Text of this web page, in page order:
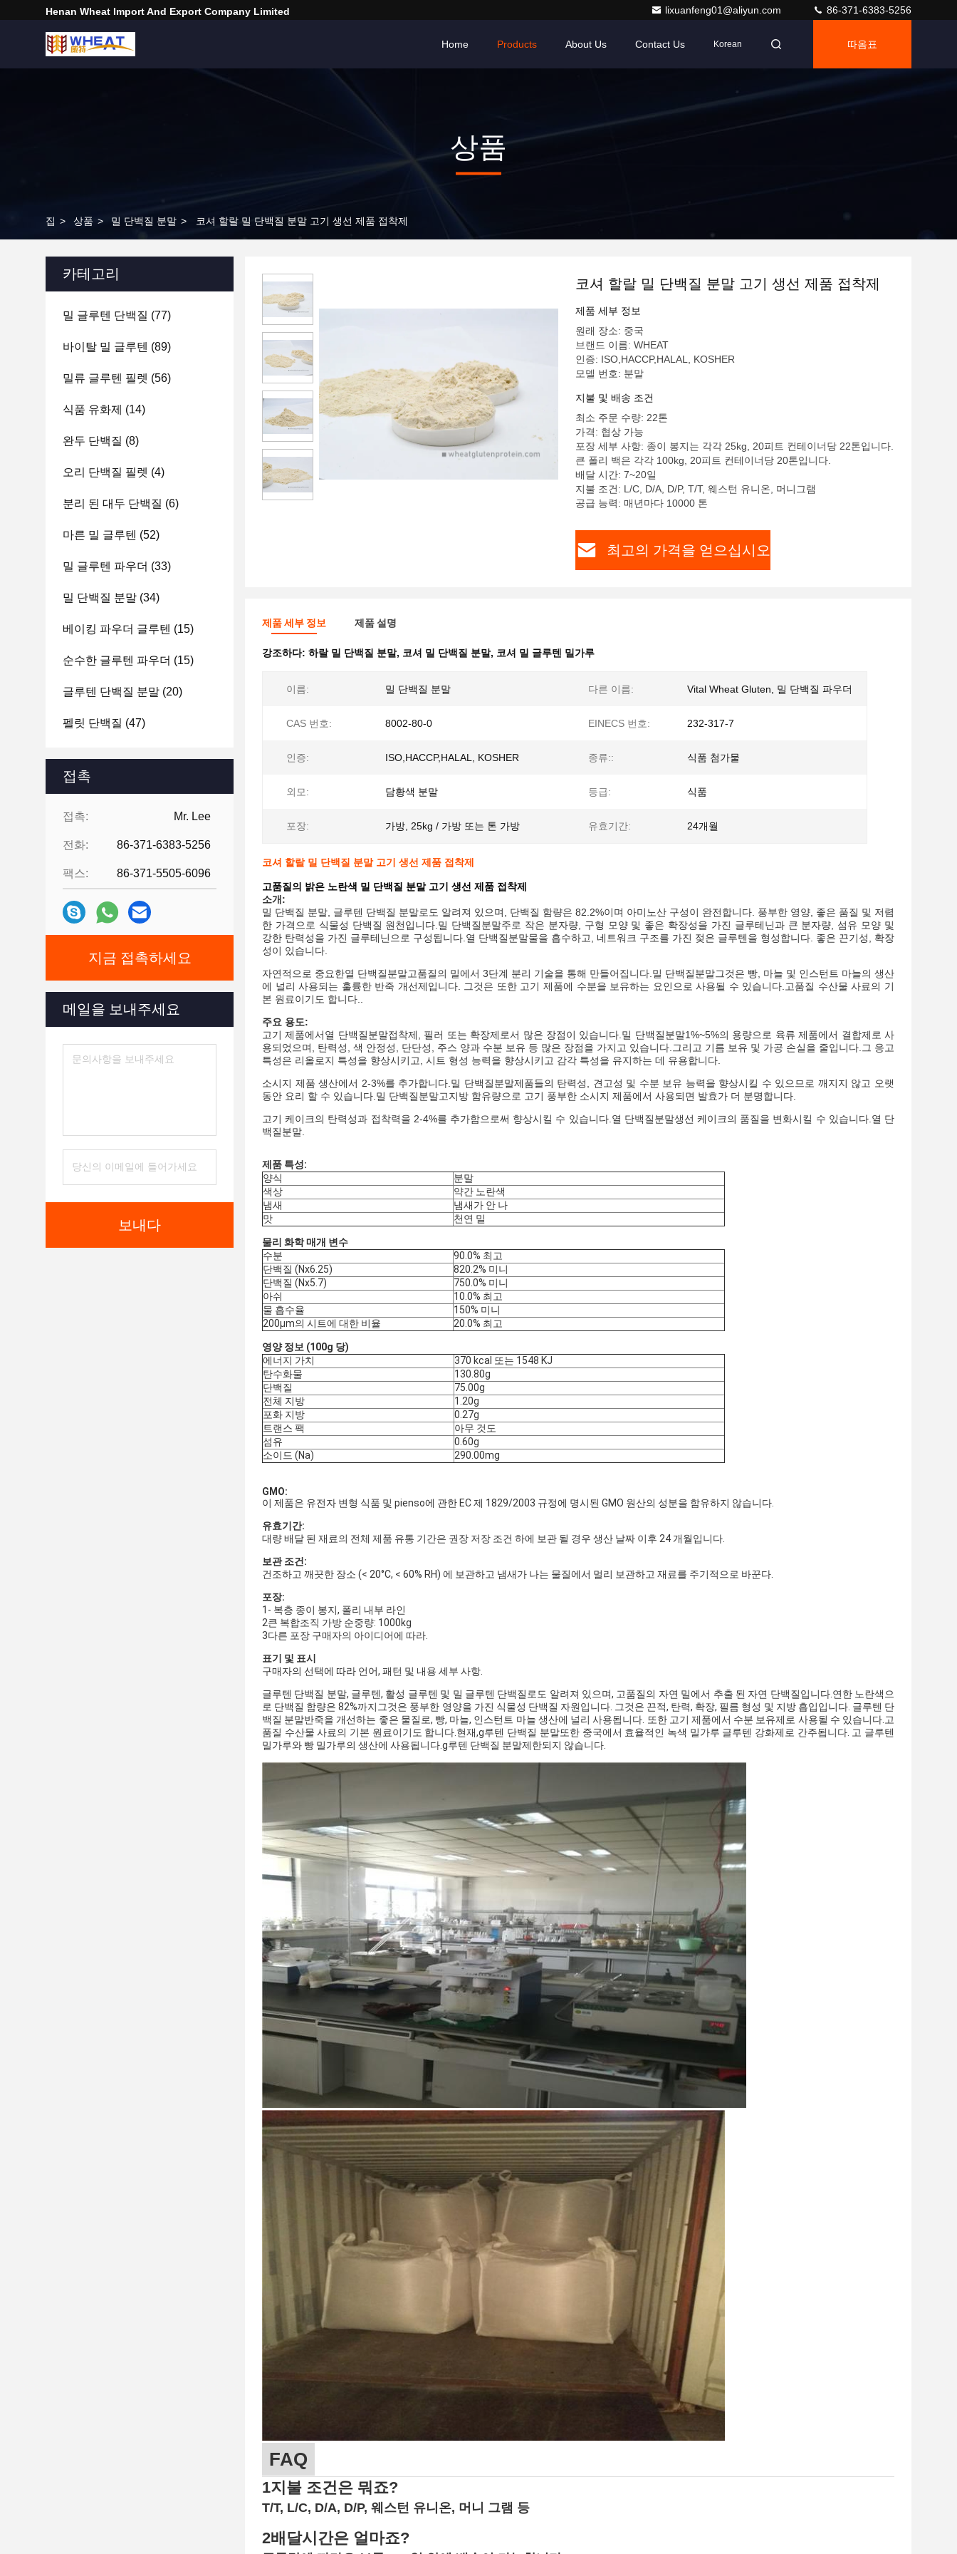
Henan Wheat Import And Export Company Limited lixuanfeng01@aliyun.com 86-371-6383-5256
Home Products About Us Contact Us Korean 따옴표
상품
집 > 상품 > 밀 단백질 분말 > 코셔 할랄 밀 단백질 분말 고기 생선 제품 접착제
카테고리
밀 글루텐 단백질 (77)
바이탈 밀 글루텐 (89)
밀류 글루텐 필렛 (56)
식품 유화제 (14)
완두 단백질 (8)
오리 단백질 필렛 (4)
분리 된 대두 단백질 (6)
마른 밀 글루텐 (52)
밀 글루텐 파우더 (33)
밀 단백질 분말 (34)
베이킹 파우더 글루텐 (15)
순수한 글루텐 파우더 (15)
글루텐 단백질 분말 (20)
펠릿 단백질 (47)
접촉
접촉: Mr. Lee
전화: 86-371-6383-5256
팩스: 86-371-5505-6096
지금 접촉하세요
메일을 보내주세요
보내다
코셔 할랄 밀 단백질 분말 고기 생선 제품 접착제
제품 세부 정보
원래 장소: 중국
브랜드 이름: WHEAT
인증: ISO,HACCP,HALAL, KOSHER
모델 번호: 분말
지불 및 배송 조건
최소 주문 수량: 22톤
가격: 협상 가능
포장 세부 사항: 종이 봉지는 각각 25kg, 20피트 컨테이너당 22톤입니다.
큰 폴리 백은 각각 100kg, 20피트 컨테이너당 20톤입니다.
배달 시간: 7~20일
지불 조건: L/C, D/A, D/P, T/T, 웨스턴 유니온, 머니그램
공급 능력: 매년마다 10000 톤
최고의 가격을 얻으십시오
제품 세부 정보 제품 설명
강조하다: 하랄 밀 단백질 분말, 코셔 밀 단백질 분말, 코셔 밀 글루텐 밀가루
이름: 밀 단백질 분말 다른 이름: Vital Wheat Gluten, 밀 단백질 파우더
CAS 번호: 8002-80-0 EINECS 번호: 232-317-7
인증: ISO,HACCP,HALAL, KOSHER 종류:: 식품 첨가물
외모: 담황색 분말 등급: 식품
포장: 가방, 25kg / 가방 또는 톤 가방 유효기간: 24개월
코셔 할랄 밀 단백질 분말 고기 생선 제품 접착제
고품질의 밝은 노란색 밀 단백질 분말 고기 생선 제품 접착제
소개:
밀 단백질 분말, 글루텐 단백질 분말로도 알려져 있으며, 단백질 함량은 82.2%이며 아미노산 구성이 완전합니다. 풍부한 영양, 좋은 품질 및 저렴
한 가격으로 식물성 단백질 원천입니다. 밀 단백질분말주로 작은 분자량, 구형 모양 및 좋은 확장성을 가진 글루테닌과 큰 분자량, 섬유 모양 및
강한 탄력성을 가진 글루테닌으로 구성됩니다. 열 단백질분말물을 흡수하고, 네트워크 구조를 가진 젖은 글루텐을 형성합니다. 좋은 끈기성, 확장
성이 있습니다.
자연적으로 중요한열 단백질분말고품질의 밀에서 3단계 분리 기술을 통해 만들어집니다. 밀 단백질분말그것은 빵, 마늘 및 인스턴트 마늘의 생산
에 널리 사용되는 훌륭한 반죽 개선제입니다. 그것은 또한 고기 제품에 수분을 보유하는 요인으로 사용될 수 있습니다.고품질 수산물 사료의 기
본 원료이기도 합니다..
주요 용도:
고기 제품에서열 단백질분말접착제, 필러 또는 확장제로서 많은 장점이 있습니다. 밀 단백질분말1%~5%의 용량으로 육류 제품에서 결합제로 사
용되었으며, 탄력성, 색 안정성, 단단성, 주스 양과 수분 보유 등 많은 장점을 가지고 있습니다.그리고 기름 보유 및 가공 손실을 줄입니다.그 응고
특성은 리올로지 특성을 향상시키고, 시트 형성 능력을 향상시키고 감각 특성을 유지하는 데 유용합니다.
소시지 제품 생산에서 2-3%를 추가합니다. 밀 단백질분말제품들의 탄력성, 견고성 및 수분 보유 능력을 향상시킬 수 있으므로 깨지지 않고 오랫
동안 요리 할 수 있습니다. 밀 단백질분말고지방 함유량으로 고기 풍부한 소시지 제품에서 사용되면 발효가 더 분명합니다.
고기 케이크의 탄력성과 접착력을 2-4%를 추가함으로써 향상시킬 수 있습니다. 열 단백질분말생선 케이크의 품질을 변화시킬 수 있습니다. 열 단
백질분말
제품 특성:
양식
분말
색상
약간 노란색
냄새
냄새가 안 나
맛
천연 밀
물리 화학 매개 변수
수분
90.0% 최고
단백질 (Nx6.25)
820.2% 미니
단백질 (Nx5.7)
750.0% 미니
아쉬
10.0% 최고
물 흡수율
150% 미니
200μm의 시트에 대한 비율
20.0% 최고
영양 정보 (100g 당)
에너지 가치
370 kcal 또는 1548 KJ
탄수화물
130.80g
단백질
75.00g
전체 지방
1.20g
포화 지방
0.27g
트랜스 팩
아무 것도
섬유
0.60g
소이드 (Na)
290.00mg
GMO:
이 제품은 유전자 변형 식품 및 pienso에 관한 EC 제 1829/2003 규정에 명시된 GMO 원산의 성분을 함유하지 않습니다.
유효기간:
대량 배달 된 재료의 전체 제품 유통 기간은 권장 저장 조건 하에 보관 될 경우 생산 날짜 이후 24 개월입니다.
보관 조건:
건조하고 깨끗한 장소 (< 20°C, < 60% RH) 에 보관하고 냄새가 나는 물질에서 멀리 보관하고 재료를 주기적으로 바꾼다.
포장:
1- 복층 종이 봉지, 폴리 내부 라인
2큰 복합조직 가방 순중량: 1000kg
3다른 포장 구매자의 아이디어에 따라.
표기 및 표시
구매자의 선택에 따라 언어, 패턴 및 내용 세부 사항.
글루텐 단백질 분말, 글루텐, 활성 글루텐 및 밀 글루텐 단백질로도 알려져 있으며, 고품질의 자연 밀에서 추출 된 자연 단백질입니다.연한 노란색으
로 단백질 함량은 82%까지그것은 풍부한 영양을 가진 식물성 단백질 자원입니다. 그것은 끈적, 탄력, 확장, 필름 형성 및 지방 흡입입니다. 글루텐 단
백질 분말반죽을 개선하는 좋은 물질로, 빵, 마늘, 인스턴트 마늘 생산에 널리 사용됩니다. 또한 고기 제품에서 수분 보유제로 사용될 수 있습니다.고
품질 수산물 사료의 기본 원료이기도 합니다.현재,g루텐 단백질 분말또한 중국에서 효율적인 녹색 밀가루 글루텐 강화제로 간주됩니다. 고 글루텐
밀가루와 빵 밀가루의 생산에 사용됩니다.g루텐 단백질 분말제한되지 않습니다.
FAQ
1지불 조건은 뭐죠?
T/T, L/C, D/A, D/P, 웨스턴 유니온, 머니 그램 등
2배달시간은 얼마죠?